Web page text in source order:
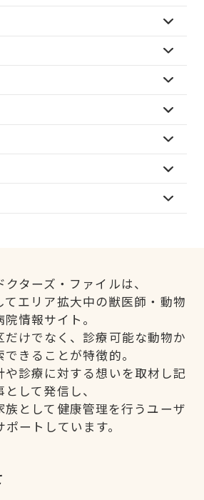
ターズ・ファイルは、
てエリア拡大中の獣医師・動物
院情報サイト。
だけでなく、診療可能な動物か
できることが特徴的。
や診療に対する想いを取材し記
として発信し、
族として健康管理を行うユーザ
ポートしています。